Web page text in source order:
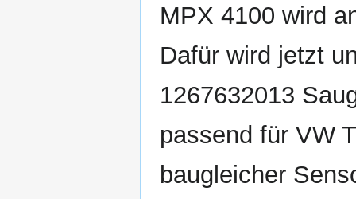
MPX 4100 wird
Dafür wird jetzt
1267632013
passend für VW
baugleicher